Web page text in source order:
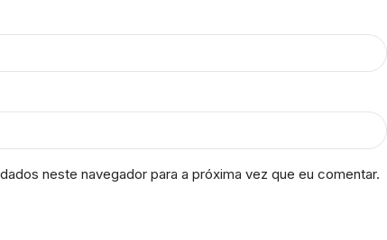
neste navegador para a próxima vez que eu comentar.